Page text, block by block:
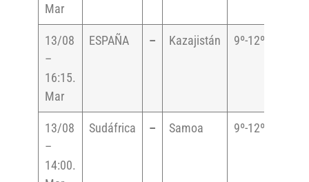
Mar
13/08
–
16:15.
Mar
ESPAÑA – Kazajistán 9º-12º puesto
13/08
–
14:00.
Sudáfrica – Samoa 9º-12º puesto